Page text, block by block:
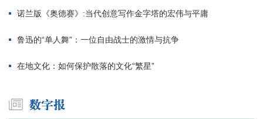
诺兰版《奥德赛》:当代创意写作金字塔的宏伟与平庸
鲁迅的“单人舞”：一位自由战士的激情与抗争
在地文化：如何保护散落的文化“繁星”